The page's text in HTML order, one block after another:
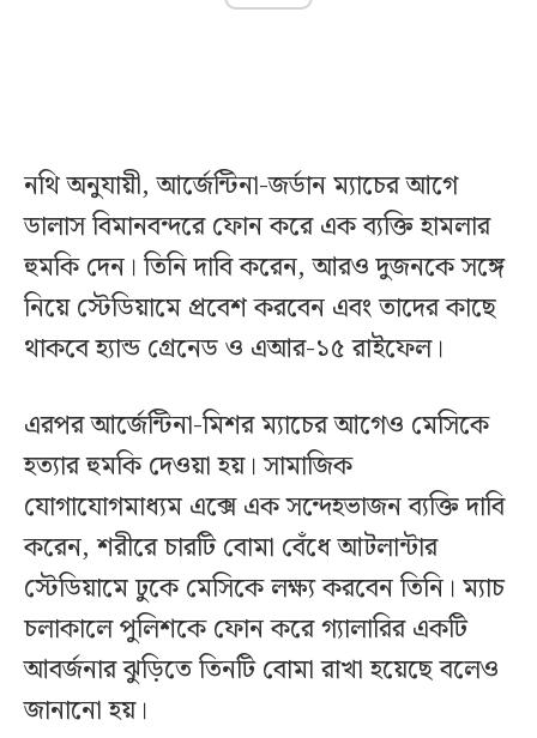
নথি অনুযায়ী, আর্জেন্টিনা-জর্ডান ম্যাচের আগে
ডালাস বিমানবন্দরে ফোন করে এক ব্যক্তি হামলার
হুমকি দেন। তিনি দাবি করেন, আরও দুজনকে সঙ্গে
নিয়ে স্টেডিয়ামে প্রবেশ করবেন এবং তাদের কাছে
থাকবে হ্যান্ড গ্রেনেড ও এআর-১৫ রাইফেল।
এরপর আর্জেন্টিনা-মিশর ম্যাচের আগেও মেসিকে
হত্যার হুমকি দেওয়া হয়। সামাজিক
যোগাযোগমাধ্যম এক্সে এক সন্দেহভাজন ব্যক্তি দাবি
করেন, শরীরে চারটি বোমা বেঁধে আটলান্টার
স্টেডিয়ামে ঢুকে মেসিকে লক্ষ্য করবেন তিনি। ম্যাচ
চলাকালে পুলিশকে ফোন করে গ্যালারির একটি
আবর্জনার ঝুড়িতে তিনটি বোমা রাখা হয়েছে বলেও
জানানো হয়।